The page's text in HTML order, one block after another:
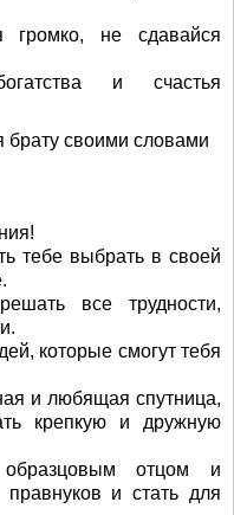
громко, не сдавайся
и счастья
своими словами
тебе выбрать в своей
все трудности,
которые смогут тебя
и любящая спутница,
крепкую и дружную
отцом и
и стать для